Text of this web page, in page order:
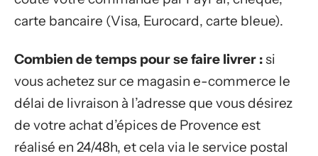
carte bancaire (Visa, Eurocard, carte bleue).
Combien de temps pour se faire livrer :si
vous achetez sur ce magasin e-commerce le
délai de livraison à l’adresse que vous désirez
de votre achat d’épices de Provence est
réalisé en 24/48h, et cela via le service postal